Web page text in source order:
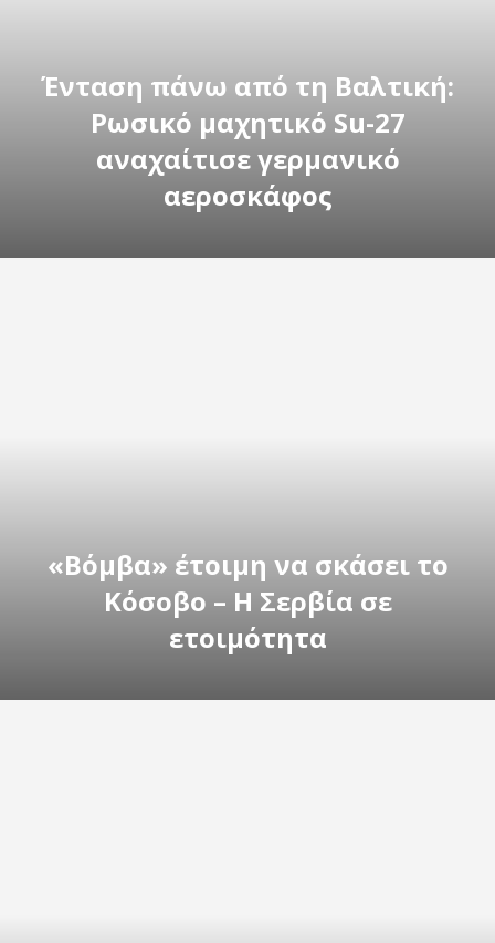
Ένταση πάνω από τη Βαλτική:
Ρωσικό μαχητικό Su-27
αναχαίτισε γερμανικό
αεροσκάφος
«Βόμβα» έτοιμη να σκάσει το
Κόσοβο – Η Σερβία σε
ετοιμότητα